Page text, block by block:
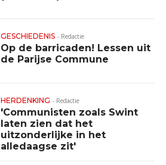
GESCHIEDENIS - Redactie
Op de barricaden! Lessen uit
de Parijse Commune
HERDENKING - Redactie
'Communisten zoals Swint
laten zien dat het
uitzonderlijke in het
alledaagse zit'